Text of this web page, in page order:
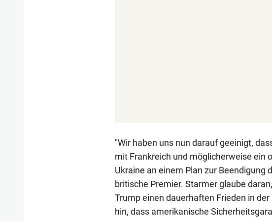
"Wir haben uns nun darauf geeinigt,
mit Frankreich und möglicherweise ein
Ukraine an einem Plan zur Beendigung
britische Premier. Starmer glaube
Trump einen dauerhaften Frieden in
hin, dass amerikanische